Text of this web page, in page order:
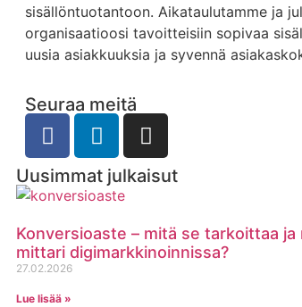
sisällöntuotantoon. Aikataulutamme ja
organisaatioosi tavoitteisiin sopivaa
uusia asiakkuuksia ja syvennä
Seuraa meitä
Uusimmat julkaisut
Konversioaste – mitä se tarkoittaa
mittari digimarkkinoinnissa?
27.02.2026
Lue lisää »